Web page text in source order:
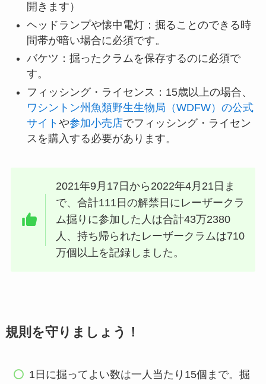
開きます）
ヘッドランプや懐中電灯：掘ることのできる時
間帯が暗い場合に必須です。
バケツ：掘ったクラムを保存するのに必須で
す。
フィッシング・ライセンス：15歳以上の場合、
ワシントン州魚類野生生物局（WDFW）の公式
サイト や参加小売店でフィッシング・ライセン
スを購入する必要があります。
2021年9月17日から2022年4月21日ま
で、合計111日の解禁日にレーザークラ
ム掘りに参加した人は合計43万2380
人、持ち帰られたレーザークラムは710
万個以上を記録しました。
規則を守りましょう！
1日に掘ってよい数は一人当たり15個まで。掘